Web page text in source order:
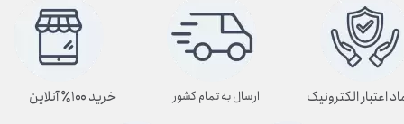
ارسال به تمام کشور اعتبار الکترونیک خرید ۱۰۰٪ آنلاین